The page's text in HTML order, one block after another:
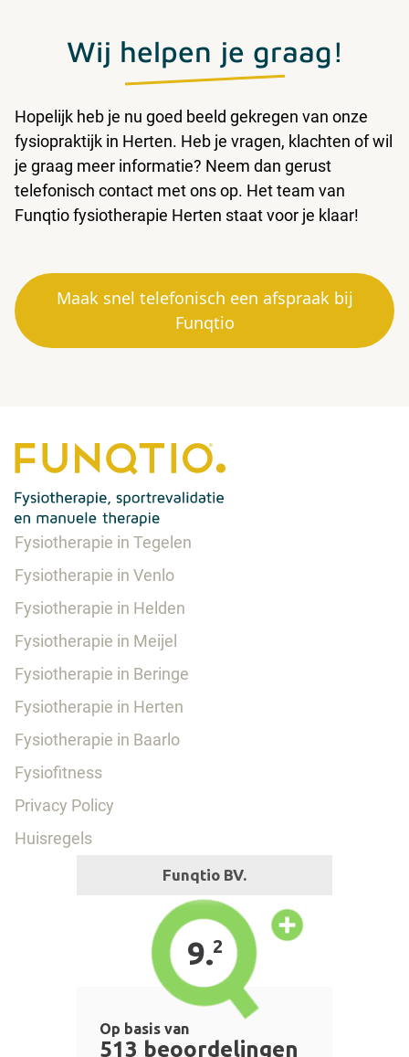
Wij helpen je graag!
Hopelijk heb je nu goed beeld gekregen van onze
fysiopraktijk in Herten. Heb je vragen, klachten of wil
je graag meer informatie? Neem dan gerust
telefonisch contact met ons op. Het team van
Funqtio fysiotherapie Herten staat voor je klaar!
Maak snel telefonisch een afspraak bij
Funqtio
Fysiotherapie in Tegelen
Fysiotherapie in Venlo
Fysiotherapie in Helden
Fysiotherapie in Meijel
Fysiotherapie in Beringe
Fysiotherapie in Herten
Fysiotherapie in Baarlo
Fysiofitness
Privacy Policy
Huisregels